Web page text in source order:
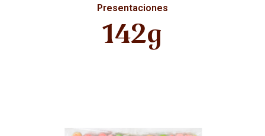
Presentaciones
142g